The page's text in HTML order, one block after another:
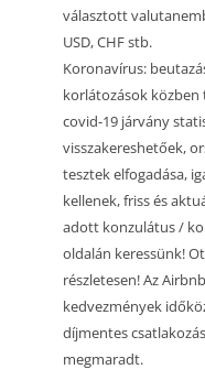
választott
USD, CHF stb.
Koronavírus:
korlátozások
covid-19 járvány
visszakereshetőek,
tesztek elfogadása,
kellenek, friss és
adott konzulátus /
oldalán keressünk!
részletesen! Az
kedvezmények
díjmentes
megmaradt.